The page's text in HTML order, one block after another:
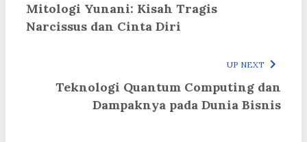
Mitologi Yunani: Kisah Tragis
Narcissus dan Cinta Diri
UP NEXT
Teknologi Quantum Computing dan
Dampaknya pada Dunia Bisnis